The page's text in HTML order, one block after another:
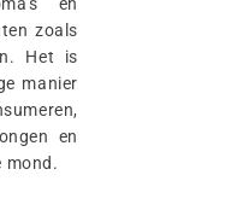
zoals
Het is
manier
en
mond.